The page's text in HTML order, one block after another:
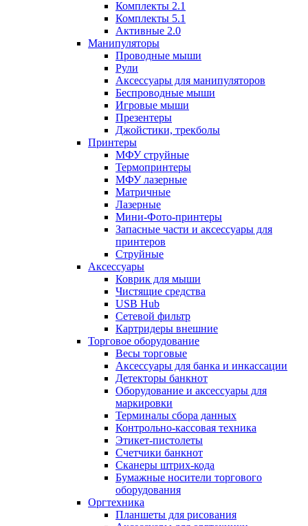
Комплекты 2.1
Комплекты 5.1
Активные 2.0
Манипуляторы
Проводные мыши
Рули
Аксессуары для манипуляторов
Беспроводные мыши
Игровые мыши
Презентеры
Джойстики, трекболы
Принтеры
МФУ струйные
Термопринтеры
МФУ лазерные
Матричные
Лазерные
Мини-Фото-принтеры
Запасные части и аксессуары для
принтеров
Струйные
Аксессуары
Коврик для мыши
Чистящие средства
USB Hub
Сетевой фильтр
Картридеры внешние
Торговое оборудование
Весы торговые
Аксессуары для банка и инкассации
Детекторы банкнот
Оборудование и аксессуары для
маркировки
Терминалы сбора данных
Контрольно-кассовая техника
Этикет-пистолеты
Счетчики банкнот
Сканеры штрих-кода
Бумажные носители торгового
оборудования
Оргтехника
Планшеты для рисования